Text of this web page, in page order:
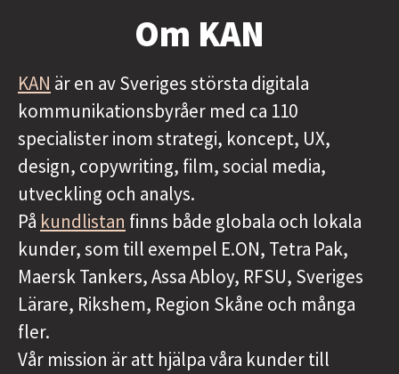
Om KAN
KAN är en av Sveriges största digitala
kommunikationsbyråer med ca 110
specialister inom strategi, koncept, UX,
design, copywriting, film, social media,
utveckling och analys.
På kundlistan finns både globala och lokala
kunder, som till exempel E.ON, Tetra Pak,
Maersk Tankers, Assa Abloy, RFSU, Sveriges
Lärare, Rikshem, Region Skåne och många
fler.
Vår mission är att hjälpa våra kunder till